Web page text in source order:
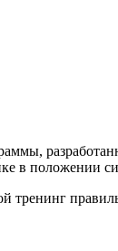
в
тренинг